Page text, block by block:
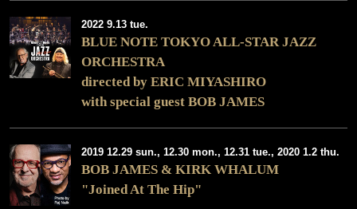
2022 9.13 tue.
BLUE NOTE TOKYO ALL-STAR JAZZ
ORCHESTRA
directed by ERIC MIYASHIRO
with special guest BOB JAMES
2019 12.29 sun., 12.30 mon., 12.31 tue., 2020 1.2 thu.
BOB JAMES & KIRK WHALUM
"Joined At The Hip"